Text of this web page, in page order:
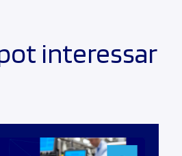
interessar